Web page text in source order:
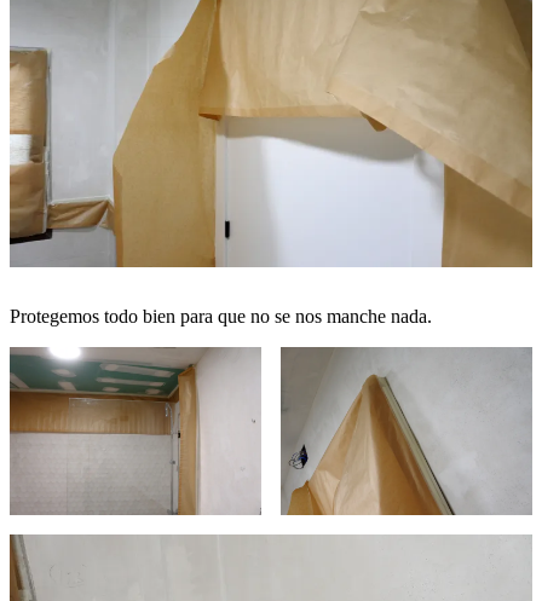
Protegemos todo bien para que no se nos manche nada.